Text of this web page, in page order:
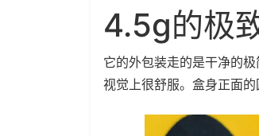
4.5g的极
它的外包装走的是干净的
视觉上很舒服。盒身正面